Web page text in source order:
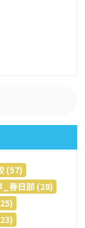
(57)
_春日部 (28)